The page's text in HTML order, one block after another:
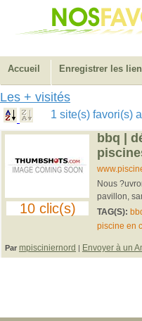
Accueil Enregistrer les
Les + visités
1 site(s) favori(s)
10 clic(s)
bbq |
Nous
pavillon,
TAG(S):
piscine en
Par mpisciniernord | Envoyer à un